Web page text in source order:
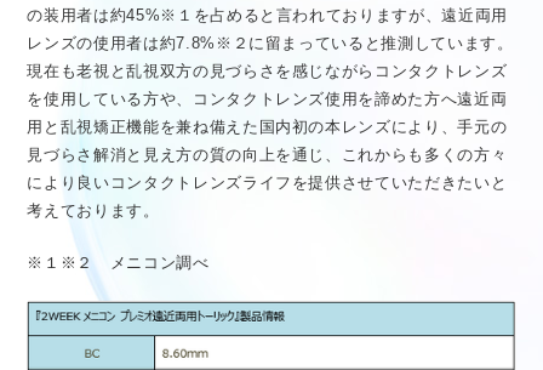
の装用者は約45%※１を占めると言われておりますが、遠近両用
レンズの使用者は約7.8%※２に留まっていると推測しています。
現在も老視と乱視双方の見づらさを感じながらコンタクトレンズ
を使用している方や、コンタクトレンズ使用を諦めた方へ遠近両
用と乱視矯正機能を兼ね備えた国内初の本レンズにより、手元の
見づらさ解消と見え方の質の向上を通じ、これからも多くの方々
により良いコンタクトレンズライフを提供させていただきたいと
考えております。
※１※２ メニコン調べ